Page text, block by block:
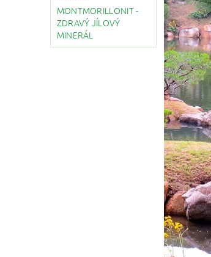
MONTMORILLONIT -
ZDRAVÝ JÍLOVÝ
MINERÁL